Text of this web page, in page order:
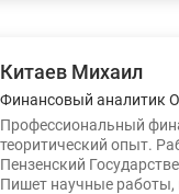
Китаев Михаил
Финансовый аналитик
Профессиональный
теоритический опыт.
Пензенский
Пишет научные работы,